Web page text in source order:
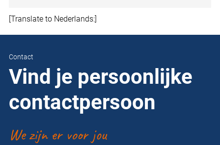
[Translate to Nederlands:]
Contact
Vind je persoonlijke
contactpersoon
We zijn er voor jou